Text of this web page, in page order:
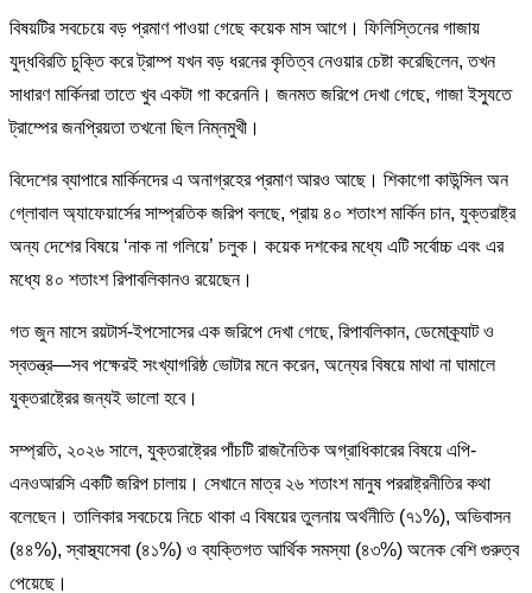
বিষয়টির সবচেয়ে বড় প্রমাণ পাওয়া গেছে কয়েক মাস আগে। ফিলিস্তিনের গাজায়
যুদ্ধবিরতি চুক্তি করে ট্রাম্প যখন বড় ধরনের কৃতিত্ব নেওয়ার চেষ্টা করেছিলেন, তখন
সাধারণ মার্কিনরা তাতে খুব একটা গা করেননি। জনমত জরিপে দেখা গেছে, গাজা ইস্যুতে
ট্রাম্পের জনপ্রিয়তা তখনো ছিল নিম্নমুখী।
বিদেশের ব্যাপারে মার্কিনদের এ অনাগ্রহের প্রমাণ আরও আছে। শিকাগো কাউন্সিল অন
গ্লোবাল অ্যাফেয়ার্সের সাম্প্রতিক জরিপ বলছে, প্রায় ৪০ শতাংশ মার্কিন চান, যুক্তরাষ্ট্র
অন্য দেশের বিষয়ে ‘নাক না গলিয়ে’ চলুক। কয়েক দশকের মধ্যে এটি সর্বোচ্চ এবং এর
মধ্যে ৪০ শতাংশ রিপাবলিকানও রয়েছেন।
গত জুন মাসে রয়টার্স-ইপসোসের এক জরিপে দেখা গেছে, রিপাবলিকান, ডেমোক্র্যাট ও
স্বতন্ত্র—সব পক্ষেরই সংখ্যাগরিষ্ঠ ভোটার মনে করেন, অন্যের বিষয়ে মাথা না ঘামালে
যুক্তরাষ্ট্রের জন্যই ভালো হবে।
সম্প্রতি, ২০২৬ সালে, যুক্তরাষ্ট্রের পাঁচটি রাজনৈতিক অগ্রাধিকারের বিষয়ে এপি-
এনওআরসি একটি জরিপ চালায়। সেখানে মাত্র ২৬ শতাংশ মানুষ পররাষ্ট্রনীতির কথা
বলেছেন। তালিকার সবচেয়ে নিচে থাকা এ বিষয়ের তুলনায় অর্থনীতি (৭১%), অভিবাসন
(৪৪%), স্বাস্থ্যসেবা (৪১%) ও ব্যক্তিগত আর্থিক সমস্যা (৪৩%) অনেক বেশি গুরুত্ব
পেয়েছে।